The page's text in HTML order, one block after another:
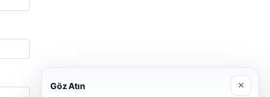
Göz Atın ×